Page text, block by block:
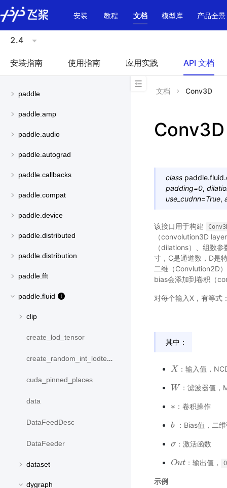
\u200E
安装
教程 文档 模型库 产品全景
2.4
安装指南 使用指南 应用实践 API 文档
paddle
paddle.amp
paddle.audio
paddle.autograd
paddle.callbacks
paddle.compat
paddle.device
paddle.distributed
paddle.distribution
paddle.fft
paddle.fluid
clip
create_lod_tensor
create_random_int_lodtensor
cuda_pinned_places
data
DataFeedDesc
DataFeeder
dataset
dygraph
文档 Conv3D
Conv3D
class
padding=0,
use_cudnn=True,
该接口用于构建
（convolution3D
（dilations）、组数
寸，C是通道数，D是
二维（Convlution2D
bias会添加到卷积（
对每个输入X，有等式
其中：
X
X ：输入值，
W
W ：滤波器值，
∗
∗ ：卷积操作
b
b：Bias值，二
σ
σ ：激活函数
Out
Out ：输出值，
示例